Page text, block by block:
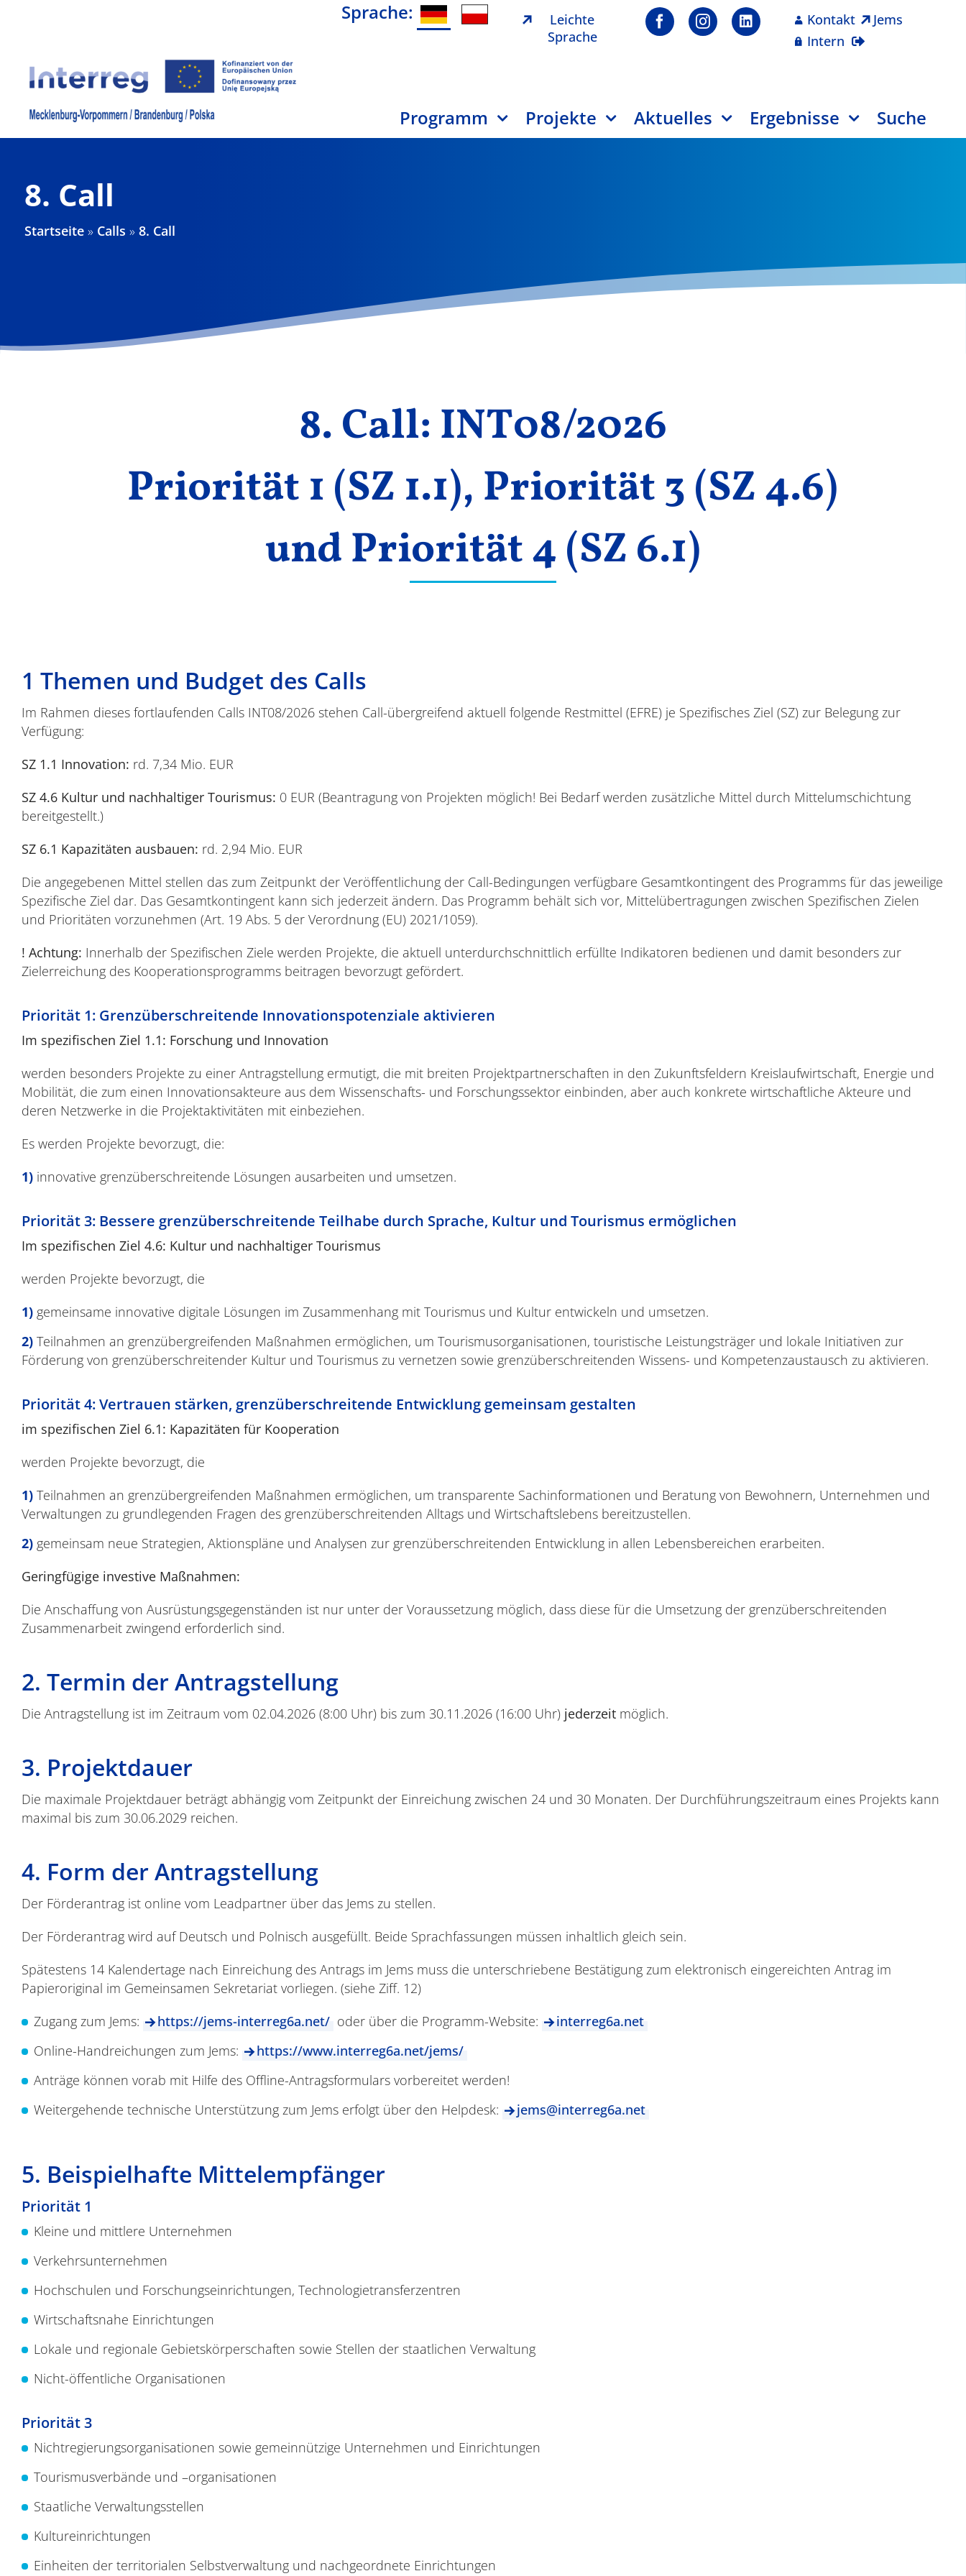
Sprache:
Leichte
Sprache
Kontakt
Jems
Intern
Programm Projekte Aktuelles Ergebnisse Suche
8. Call
Startseite » Calls »8. Call
8. Call: INT08/2026
Priorität 1 (SZ 1.1), Priorität 3 (SZ 4.6)
und Priorität 4 (SZ 6.1)
1 Themen und Budget des Calls
Im Rahmen dieses fortlaufenden Calls INT08/2026 stehen Call-übergreifend aktuell folgende Restmittel (EFRE) je Spezifisches Ziel (SZ) zur Belegung zur
Verfügung:
SZ 1.1 Innovation: rd. 7,34 Mio. EUR
SZ 4.6 Kultur und nachhaltiger Tourismus: 0 EUR (Beantragung von Projekten möglich! Bei Bedarf werden zusätzliche Mittel durch Mittelumschichtung
bereitgestellt.)
SZ 6.1 Kapazitäten ausbauen: rd. 2,94 Mio. EUR
Die angegebenen Mittel stellen das zum Zeitpunkt der Veröffentlichung der Call-Bedingungen verfügbare Gesamtkontingent des Programms für das jeweilige
Spezifische Ziel dar. Das Gesamtkontingent kann sich jederzeit ändern. Das Programm behält sich vor, Mittelübertragungen zwischen Spezifischen Zielen
und Prioritäten vorzunehmen (Art. 19 Abs. 5 der Verordnung (EU) 2021/1059).
! Achtung: Innerhalb der Spezifischen Ziele werden Projekte, die aktuell unterdurchschnittlich erfüllte Indikatoren bedienen und damit besonders zur
Zielerreichung des Kooperationsprogramms beitragen bevorzugt gefördert.
Priorität 1: Grenzüberschreitende Innovationspotenziale aktivieren
Im spezifischen Ziel 1.1: Forschung und Innovation
werden besonders Projekte zu einer Antragstellung ermutigt, die mit breiten Projektpartnerschaften in den Zukunftsfeldern Kreislaufwirtschaft, Energie und
Mobilität, die zum einen Innovationsakteure aus dem Wissenschafts- und Forschungssektor einbinden, aber auch konkrete wirtschaftliche Akteure und
deren Netzwerke in die Projektaktivitäten mit einbeziehen.
Es werden Projekte bevorzugt, die:
innovative grenzüberschreitende Lösungen ausarbeiten und umsetzen.
Priorität 3: Bessere grenzüberschreitende Teilhabe durch Sprache, Kultur und Tourismus ermöglichen
Im spezifischen Ziel 4.6: Kultur und nachhaltiger Tourismus
werden Projekte bevorzugt, die
gemeinsame innovative digitale Lösungen im Zusammenhang mit Tourismus und Kultur entwickeln und umsetzen.
Teilnahmen an grenzübergreifenden Maßnahmen ermöglichen, um Tourismusorganisationen, touristische Leistungsträger und lokale Initiativen zur
Förderung von grenzüberschreitender Kultur und Tourismus zu vernetzen sowie grenzüberschreitenden Wissens- und Kompetenzaustausch zu aktivieren.
Priorität 4: Vertrauen stärken, grenzüberschreitende Entwicklung gemeinsam gestalten
im spezifischen Ziel 6.1: Kapazitäten für Kooperation
werden Projekte bevorzugt, die
Teilnahmen an grenzübergreifenden Maßnahmen ermöglichen, um transparente Sachinformationen und Beratung von Bewohnern, Unternehmen und
Verwaltungen zu grundlegenden Fragen des grenzüberschreitenden Alltags und Wirtschaftslebens bereitzustellen.
gemeinsam neue Strategien, Aktionspläne und Analysen zur grenzüberschreitenden Entwicklung in allen Lebensbereichen erarbeiten.
Geringfügige investive Maßnahmen:
Die Anschaffung von Ausrüstungsgegenständen ist nur unter der Voraussetzung möglich, dass diese für die Umsetzung der grenzüberschreitenden
Zusammenarbeit zwingend erforderlich sind.
2. Termin der Antragstellung
Die Antragstellung ist im Zeitraum vom 02.04.2026 (8:00 Uhr) bis zum 30.11.2026 (16:00 Uhr) jederzeitmöglich.
3. Projektdauer
Die maximale Projektdauer beträgt abhängig vom Zeitpunkt der Einreichung zwischen 24 und 30 Monaten. Der Durchführungszeitraum eines Projekts kann
maximal bis zum 30.06.2029 reichen.
4. Form der Antragstellung
Der Förderantrag ist online vom Leadpartner über das Jems zu stellen.
Der Förderantrag wird auf Deutsch und Polnisch ausgefüllt. Beide Sprachfassungen müssen inhaltlich gleich sein.
Spätestens 14 Kalendertage nach Einreichung des Antrags im Jems muss die unterschriebene Bestätigung zum elektronisch eingereichten Antrag im
Papieroriginal im Gemeinsamen Sekretariat vorliegen. (siehe Ziff. 12)
Zugang zum Jems:
https://jems-interreg6a.net/ oder über die Programm-Website:
interreg6a.net
Online-Handreichungen zum Jems:
https://www.interreg6a.net/jems/
Anträge können vorab mit Hilfe des Offline-Antragsformulars vorbereitet werden!
Weitergehende technische Unterstützung zum Jems erfolgt über den Helpdesk:
jems@interreg6a.net
5. Beispielhafte Mittelempfänger
Priorität 1
Kleine und mittlere Unternehmen
Verkehrsunternehmen
Hochschulen und Forschungseinrichtungen, Technologietransferzentren
Wirtschaftsnahe Einrichtungen
Lokale und regionale Gebietskörperschaften sowie Stellen der staatlichen Verwaltung
Nicht-öffentliche Organisationen
Priorität 3
Nichtregierungsorganisationen sowie gemeinnützige Unternehmen und Einrichtungen
Tourismusverbände und –organisationen
Staatliche Verwaltungsstellen
Kultureinrichtungen
Einheiten der territorialen Selbstverwaltung und nachgeordnete Einrichtungen